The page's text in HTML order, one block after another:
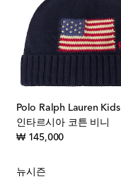
Polo Ralph Lauren Kids
인타르시아 코튼 비니
₩ 145,000original price
뉴시즌